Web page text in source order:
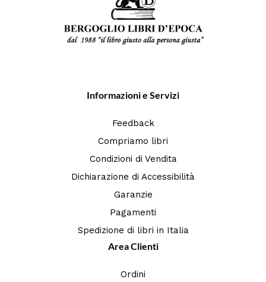
Informazioni e Servizi
Feedback
Compriamo libri
Condizioni di Vendita
Dichiarazione di Accessibilità
Garanzie
Pagamenti
Spedizione di libri in Italia
Area Clienti
Ordini